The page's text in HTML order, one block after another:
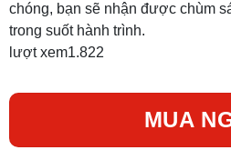
chóng, bạn sẽ nhận được chùm
trong suốt hành trình.
lượt xem1.822
MUA